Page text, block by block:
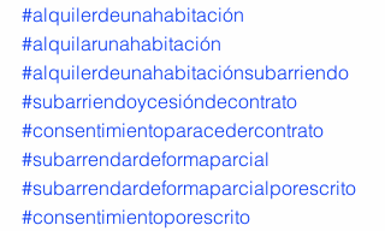
#alquilerdeunahabitación
#alquilarunahabitación
#alquilerdeunahabitaciónsubarriendo
#subarriendoycesióndecontrato
#consentimientoparacedercontrato
#subarrendardeformaparcial
#subarrendardeformaparcialporescrito
#consentimientoporescrito